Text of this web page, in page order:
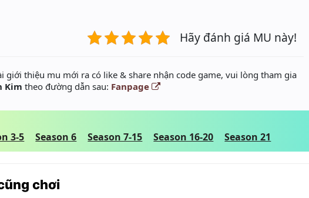
Hãy đánh giá MU này!
giới thiệu mu mới ra có like & share nhận code game, vui lòng tham gia
Kim theo đường dẫn sau: Fanpage
3-5 Season 6 Season 7-15 Season 16-20 Season 21
chơi